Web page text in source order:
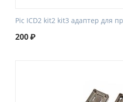
Pic ICD2 kit2 kit3 адаптер для
200₽